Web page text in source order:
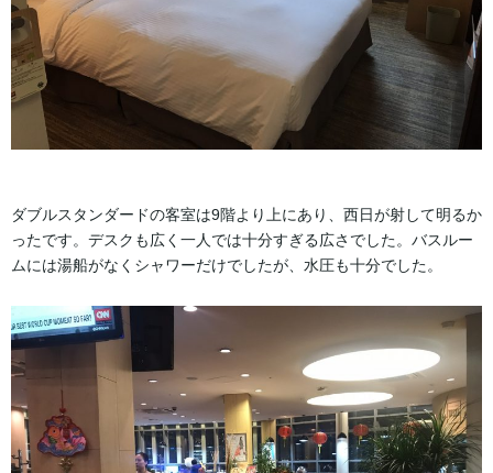
ダブルスタンダードの客室は9階より上にあり、西日が射して明るか
ったです。デスクも広く一人では十分すぎる広さでした。バスルー
ムには湯船がなくシャワーだけでしたが、水圧も十分でした。